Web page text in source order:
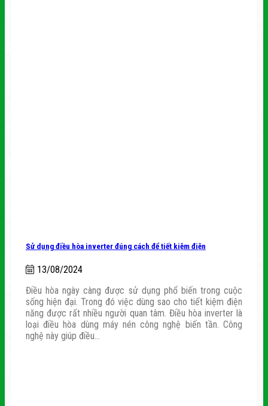
Sử dụng điều hòa inverter đúng cách để tiết kiệm điện
13/08/2024
Điều hòa ngày càng được sử dụng phổ biến trong cuộc
sống hiện đại. Trong đó việc dùng sao cho tiết kiệm điện
năng được rất nhiều người quan tâm. Điều hòa inverter là
loại điều hòa dùng máy nén công nghệ biến tần. Công
nghệ này giúp điều...